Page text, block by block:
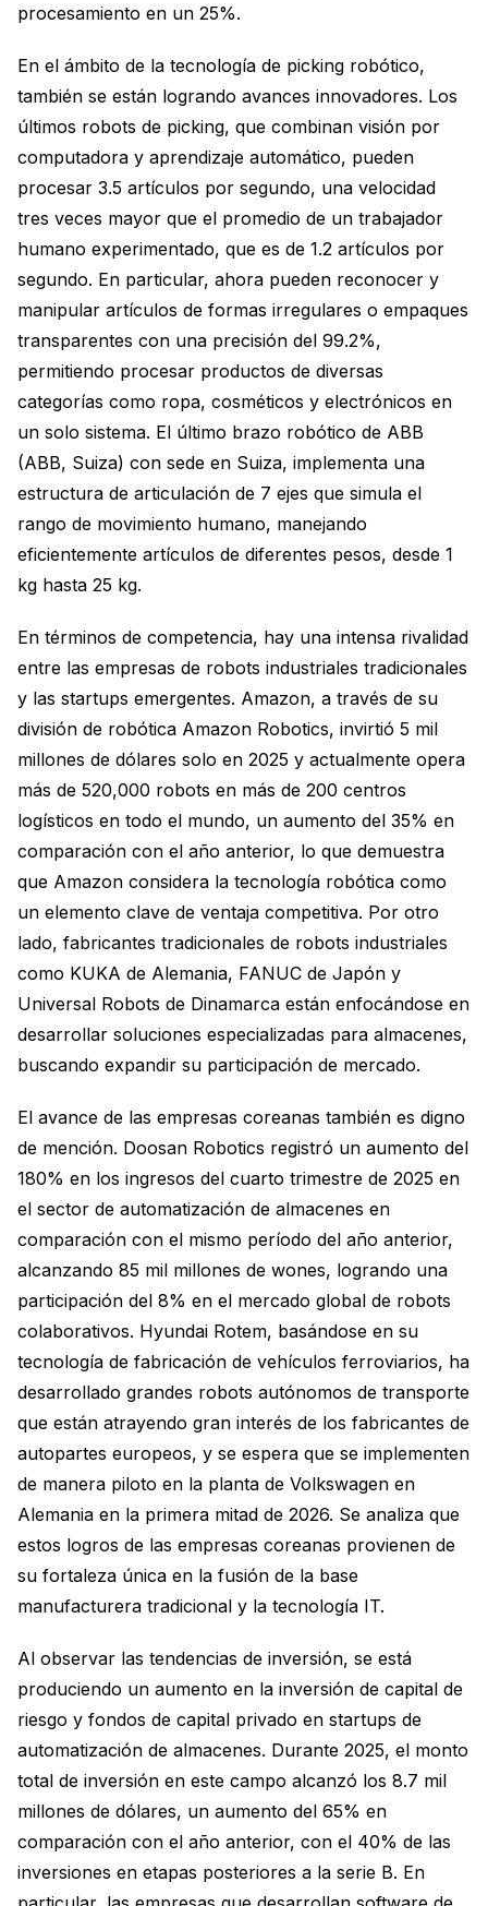
procesamiento en un 25%.
En el ámbito de la tecnología de picking robótico,
también se están logrando avances innovadores. Los
últimos robots de picking, que combinan visión por
computadora y aprendizaje automático, pueden
procesar 3.5 artículos por segundo, una velocidad
tres veces mayor que el promedio de un trabajador
humano experimentado, que es de 1.2 artículos por
segundo. En particular, ahora pueden reconocer y
manipular artículos de formas irregulares o empaques
transparentes con una precisión del 99.2%,
permitiendo procesar productos de diversas
categorías como ropa, cosméticos y electrónicos en
un solo sistema. El último brazo robótico de ABB
(ABB, Suiza) con sede en Suiza, implementa una
estructura de articulación de 7 ejes que simula el
rango de movimiento humano, manejando
eficientemente artículos de diferentes pesos, desde 1
kg hasta 25 kg.
En términos de competencia, hay una intensa rivalidad
entre las empresas de robots industriales tradicionales
y las startups emergentes. Amazon, a través de su
división de robótica Amazon Robotics, invirtió 5 mil
millones de dólares solo en 2025 y actualmente opera
más de 520,000 robots en más de 200 centros
logísticos en todo el mundo, un aumento del 35% en
comparación con el año anterior, lo que demuestra
que Amazon considera la tecnología robótica como
un elemento clave de ventaja competitiva. Por otro
lado, fabricantes tradicionales de robots industriales
como KUKA de Alemania, FANUC de Japón y
Universal Robots de Dinamarca están enfocándose en
desarrollar soluciones especializadas para almacenes,
buscando expandir su participación de mercado.
El avance de las empresas coreanas también es digno
de mención. Doosan Robotics registró un aumento del
180% en los ingresos del cuarto trimestre de 2025 en
el sector de automatización de almacenes en
comparación con el mismo período del año anterior,
alcanzando 85 mil millones de wones, logrando una
participación del 8% en el mercado global de robots
colaborativos. Hyundai Rotem, basándose en su
tecnología de fabricación de vehículos ferroviarios, ha
desarrollado grandes robots autónomos de transporte
que están atrayendo gran interés de los fabricantes de
autopartes europeos, y se espera que se implementen
de manera piloto en la planta de Volkswagen en
Alemania en la primera mitad de 2026. Se analiza que
estos logros de las empresas coreanas provienen de
su fortaleza única en la fusión de la base
manufacturera tradicional y la tecnología IT.
Al observar las tendencias de inversión, se está
produciendo un aumento en la inversión de capital de
riesgo y fondos de capital privado en startups de
automatización de almacenes. Durante 2025, el monto
total de inversión en este campo alcanzó los 8.7 mil
millones de dólares, un aumento del 65% en
comparación con el año anterior, con el 40% de las
inversiones en etapas posteriores a la serie B. En